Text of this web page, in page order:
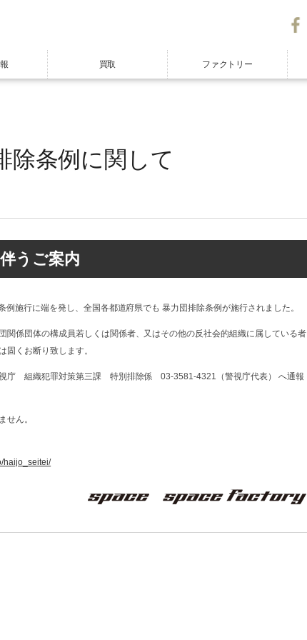
買取 ファクトリー
除条例に関して
うご案内
施行に端を発し、全国各都道府県でも 暴力団排除条例が施行されました。
関係団体の構成員若しくは関係者、又はその他の反社会的組織に属している者
くお断り致します。
視庁 組織犯罪対策第三課 特別排除係 03-3581-4321（警視庁代表） へ通報
せん。
haijo_seitei/